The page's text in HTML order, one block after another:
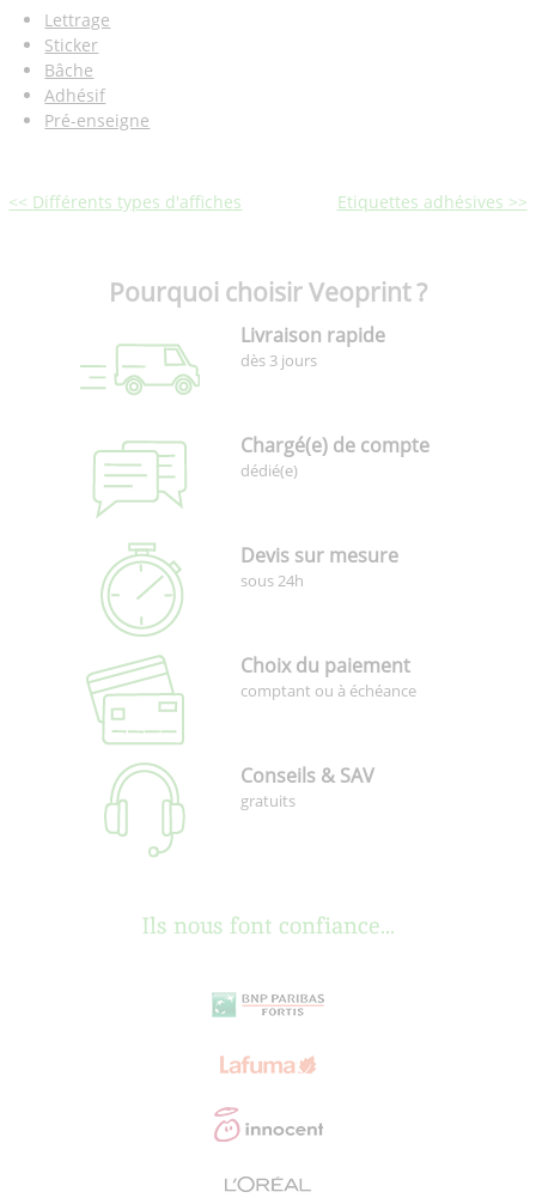
Lettrage
Sticker
Bâche
Adhésif
Pré-enseigne
<< Différents types d'affiches Etiquettes adhésives >>
Pourquoi choisir Veoprint ?
Livraison rapide
dès 3 jours
Chargé(e) de compte
dédié(e)
Devis sur mesure
sous 24h
Choix du paiement
comptant ou à échéance
Conseils & SAV
gratuits
Ils nous font confiance...